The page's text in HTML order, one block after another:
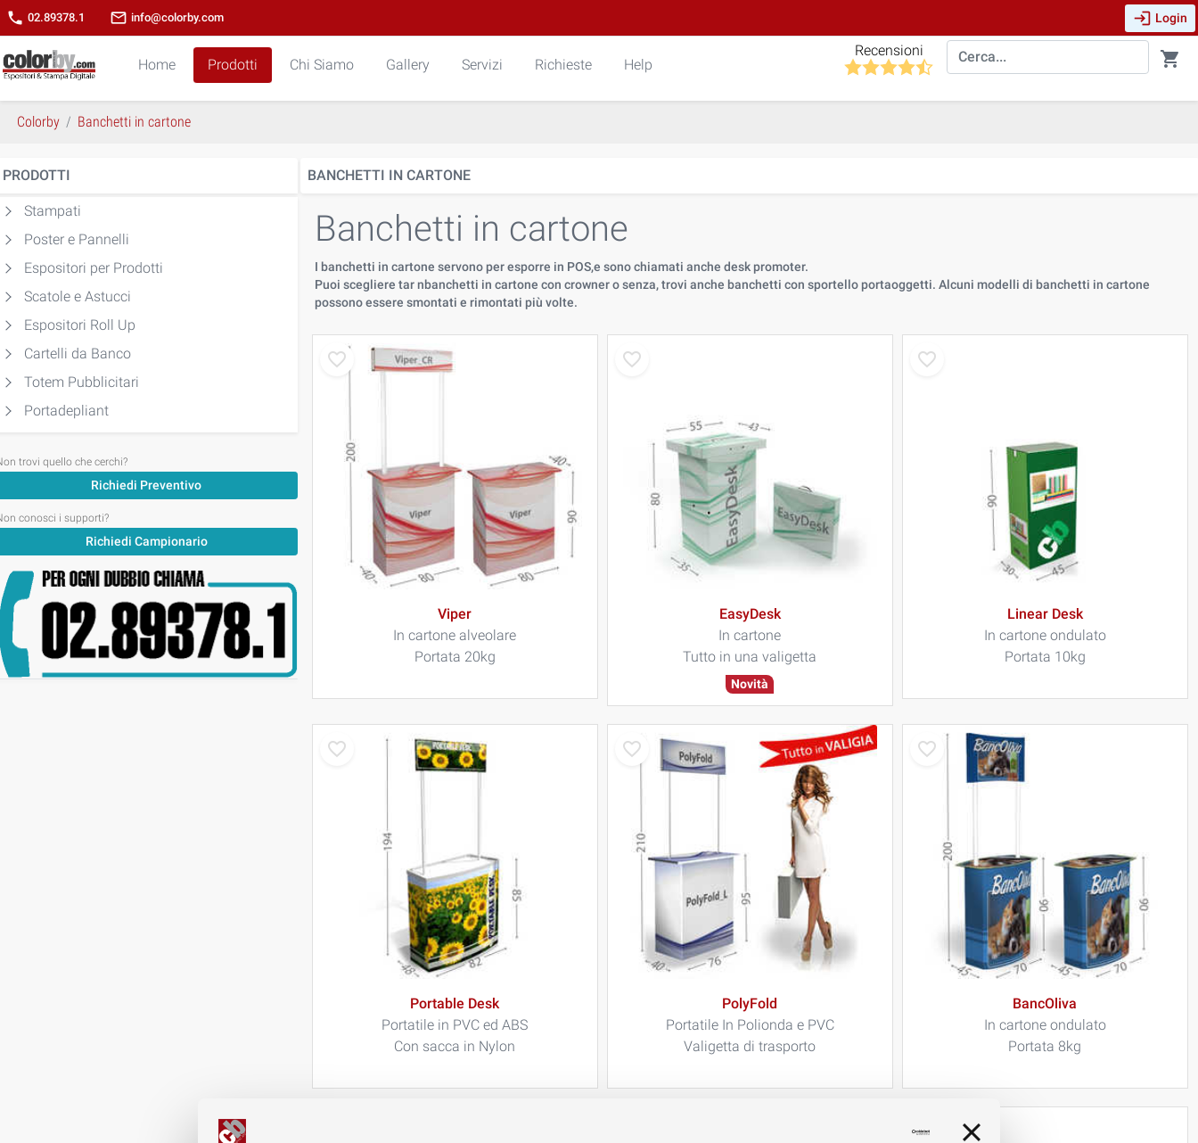
phone 02.89378.1 mail_outline info@colorby.com login Login
Home Prodotti Chi Siamo Gallery Servizi Richieste Help
Recensioni shopping_cart
Colorby Banchetti in cartone
PRODOTTI
Stampati
Poster e Pannelli
Espositori per Prodotti
Scatole e Astucci
Espositori Roll Up
Cartelli da Banco
Totem Pubblicitari
Portadepliant
trovi quello che cerchi?
Richiedi Preventivo
conosci i supporti?
Richiedi Campionario
BANCHETTI IN CARTONE
Banchetti in cartone
I banchetti in cartone servono per esporre in POS,e sono chiamati anche desk promoter.
Puoi scegliere tar nbanchetti in cartone con crowner o senza, trovi anche banchetti con sportello portaoggetti. Alcuni modelli di banchetti in cartone
possono essere smontati e rimontati più volte.
Viper
In cartone alveolare
Portata 20kg
EasyDesk
In cartone
Tutto in una valigetta
Novità
Linear Desk
In cartone ondulato
Portata 10kg
Portable Desk
Portatile in PVC ed ABS
Con sacca in Nylon
PolyFold
Portatile In Polionda e PVC
Valigetta di trasporto
BancOliva
In cartone ondulato
Portata 8kg